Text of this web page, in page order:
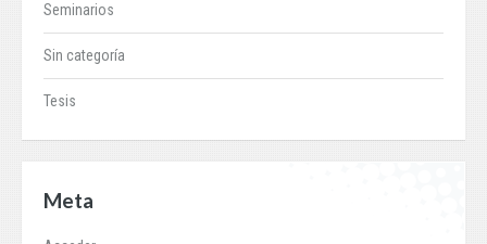
Seminarios
Sin categoría
Tesis
Meta